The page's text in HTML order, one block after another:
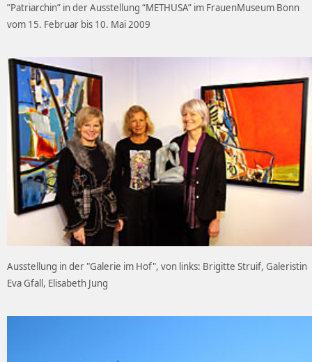
”Patriarchin” in der Ausstellung “METHUSA” im FrauenMuseum Bonn
vom 15. Februar bis 10. Mai 2009
Ausstellung in der "Galerie im Hof", von links: Brigitte Struif, Galeristin
Eva Gfall, Elisabeth Jung